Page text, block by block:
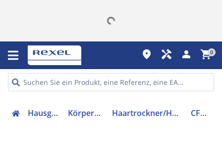
place handyman person shopping_cart0
Hausgeräte Körperpflege Haartrockner/Haarstyler CF3910